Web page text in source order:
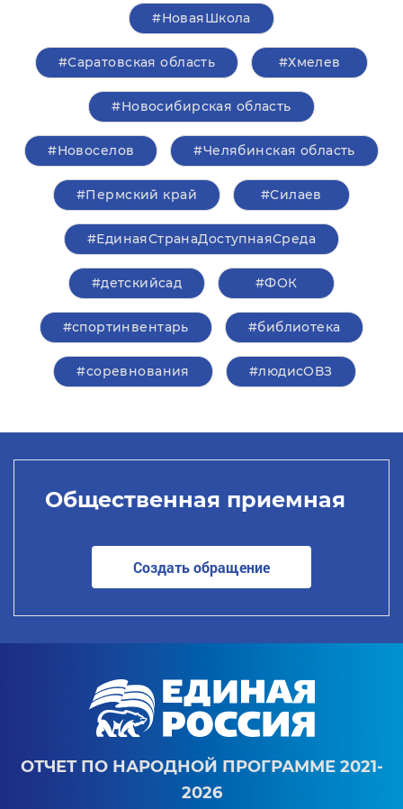
#НоваяШкола
#Саратовская область #Хмелев
#Новосибирская область
#Новоселов #Челябинская область
#Пермский край #Силаев
#ЕдинаяСтранаДоступнаяСреда
#детскийсад #ФОК
#спортинвентарь #библиотека
#соревнования #людисОВЗ
Общественная приемная
Создать обращение
ОТЧЕТ ПО НАРОДНОЙ ПРОГРАММЕ 2021-
2026